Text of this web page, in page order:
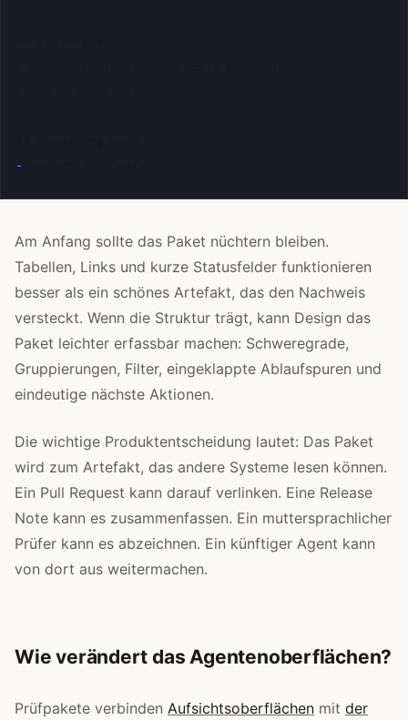
-
Am Anfang sollte das Paket nüchtern bleiben.
Tabellen, Links und kurze Statusfelder funktionieren
besser als ein schönes Artefakt, das den Nachweis
versteckt. Wenn die Struktur trägt, kann Design das
Paket leichter erfassbar machen: Schweregrade,
Gruppierungen, Filter, eingeklappte Ablaufspuren und
eindeutige nächste Aktionen.
Die wichtige Produktentscheidung lautet: Das Paket
wird zum Artefakt, das andere Systeme lesen können.
Ein Pull Request kann darauf verlinken. Eine Release
Note kann es zusammenfassen. Ein muttersprachlicher
Prüfer kann es abzeichnen. Ein künftiger Agent kann
von dort aus weitermachen.
Wie verändert das Agentenoberflächen?
Prüfpakete verbinden Aufsichtsoberflächen mit der